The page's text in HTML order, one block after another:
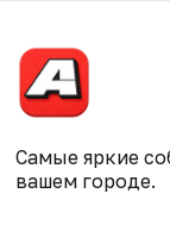
Самые яркие
вашем городе.